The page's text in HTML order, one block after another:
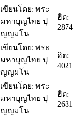
เขียนโดย: พระ
มหาบุญไทย ปุ
ญญมโน
ฮิต:
2874
เขียนโดย: พระ
มหาบุญไทย ปุ
ญญมโน
ฮิต:
4021
เขียนโดย: พระ
มหาบุญไทย ปุ
ญญมโน
ฮิต:
2681